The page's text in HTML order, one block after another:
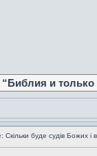
“Библия и
Скільки буде судів Божих і